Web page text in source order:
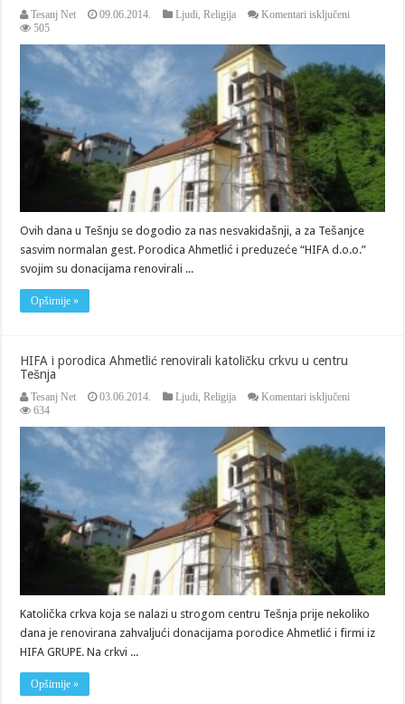
Tesanj Net 09.06.2014. Ljudi,Religija Komentari isključeni
Pomažemo
crkve
i
džamije
505
Ovih dana u Tešnju se dogodio za nas nesvakidašnji, a za Tešanjce
sasvim normalan gest. Porodica Ahmetlić i preduzeće “HIFA d.o.o.”
svojim su donacijama renovirali ...
Opširnije »
HIFA i porodica Ahmetlić renovirali katoličku crkvu u centru
Tešnja
Tesanj Net 03.06.2014. Ljudi,Religija Komentari isključeni
Ahmetlić
renovirali
katoličku
crkvu
u
centru
Tešnja
634
Katolička crkva koja se nalazi u strogom centru Tešnja prije nekoliko
dana je renovirana zahvaljući donacijama porodice Ahmetlić i firmi iz
HIFA GRUPE. Na crkvi ...
Opširnije »